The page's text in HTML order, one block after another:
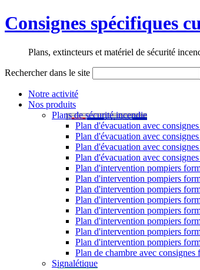
Consignes spécifiques
Plans, extincteurs et matériel de sécurité
Rechercher dans le site
Notre activité
Nos produits
Plans de sécurité incendie
Plan d'évacuation avec
Plan d'évacuation avec
Plan d'évacuation avec
Plan d'évacuation avec
Plan d'intervention pompiers
Plan d'intervention pompiers
Plan d'intervention pompiers
Plan d'intervention pompiers
Plan d'intervention pompiers
Plan d'intervention pompiers
Plan d'intervention pompiers
Plan d'intervention pompiers
Plan de chambre avec
Signalétique